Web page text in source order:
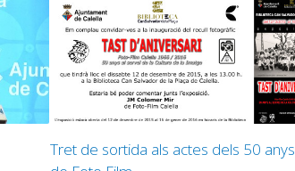
Tret de sortida als actes dels 50 anys